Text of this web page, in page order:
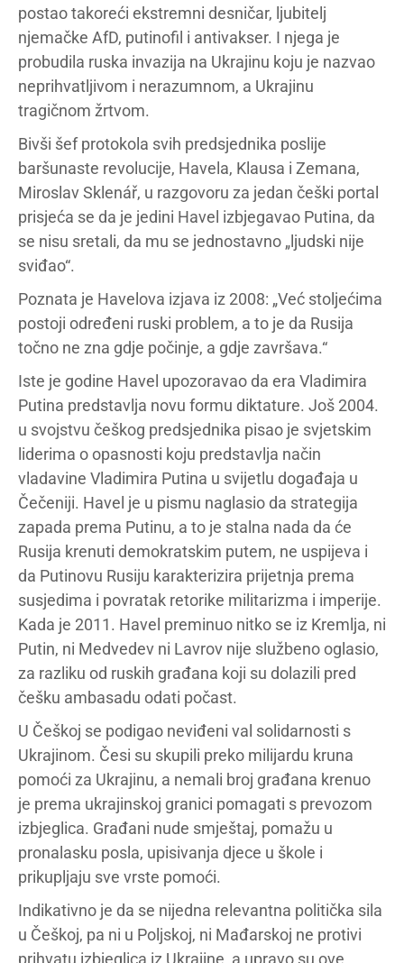
postao takoreći ekstremni desničar, ljubitelj
njemačke AfD, putinofil i antivakser. I njega je
probudila ruska invazija na Ukrajinu koju je nazvao
neprihvatljivom i nerazumnom, a Ukrajinu
tragičnom žrtvom.
Bivši šef protokola svih predsjednika poslije
baršunaste revolucije, Havela, Klausa i Zemana,
Miroslav Sklenář, u razgovoru za jedan češki portal
prisjeća se da je jedini Havel izbjegavao Putina, da
se nisu sretali, da mu se jednostavno „ljudski nije
sviđao“.
Poznata je Havelova izjava iz 2008: „Već stoljećima
postoji određeni ruski problem, a to je da Rusija
točno ne zna gdje počinje, a gdje završava.“
Iste je godine Havel upozoravao da era Vladimira
Putina predstavlja novu formu diktature. Još 2004.
u svojstvu češkog predsjednika pisao je svjetskim
liderima o opasnosti koju predstavlja način
vladavine Vladimira Putina u svijetlu događaja u
Čečeniji. Havel je u pismu naglasio da strategija
zapada prema Putinu, a to je stalna nada da će
Rusija krenuti demokratskim putem, ne uspijeva i
da Putinovu Rusiju karakterizira prijetnja prema
susjedima i povratak retorike militarizma i imperije.
Kada je 2011. Havel preminuo nitko se iz Kremlja, ni
Putin, ni Medvedev ni Lavrov nije službeno oglasio,
za razliku od ruskih građana koji su dolazili pred
češku ambasadu odati počast.
U Češkoj se podigao neviđeni val solidarnosti s
Ukrajinom. Česi su skupili preko milijardu kruna
pomoći za Ukrajinu, a nemali broj građana krenuo
je prema ukrajinskoj granici pomagati s prevozom
izbjeglica. Građani nude smještaj, pomažu u
pronalasku posla, upisivanja djece u škole i
prikupljaju sve vrste pomoći.
Indikativno je da se nijedna relevantna politička sila
u Češkoj, pa ni u Poljskoj, ni Mađarskoj ne protivi